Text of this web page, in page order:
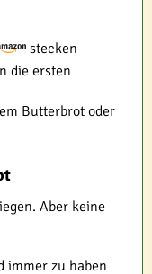
stecken
die ersten
Butterbrot oder
Aber keine
immer zu haben